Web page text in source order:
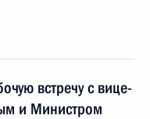
встречу с вице-
и Министром